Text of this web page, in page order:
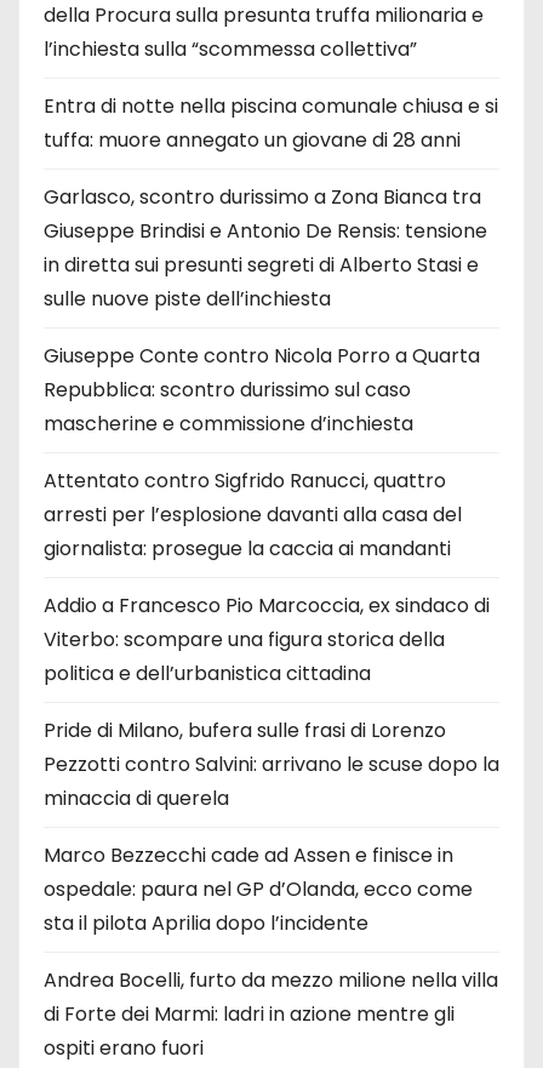
della Procura sulla presunta truffa milionaria e
l’inchiesta sulla “scommessa collettiva”
Entra di notte nella piscina comunale chiusa e si
tuffa: muore annegato un giovane di 28 anni
Garlasco, scontro durissimo a Zona Bianca tra
Giuseppe Brindisi e Antonio De Rensis: tensione
in diretta sui presunti segreti di Alberto Stasi e
sulle nuove piste dell’inchiesta
Giuseppe Conte contro Nicola Porro a Quarta
Repubblica: scontro durissimo sul caso
mascherine e commissione d’inchiesta
Attentato contro Sigfrido Ranucci, quattro
arresti per l’esplosione davanti alla casa del
giornalista: prosegue la caccia ai mandanti
Addio a Francesco Pio Marcoccia, ex sindaco di
Viterbo: scompare una figura storica della
politica e dell’urbanistica cittadina
Pride di Milano, bufera sulle frasi di Lorenzo
Pezzotti contro Salvini: arrivano le scuse dopo la
minaccia di querela
Marco Bezzecchi cade ad Assen e finisce in
ospedale: paura nel GP d’Olanda, ecco come
sta il pilota Aprilia dopo l’incidente
Andrea Bocelli, furto da mezzo milione nella villa
di Forte dei Marmi: ladri in azione mentre gli
ospiti erano fuori